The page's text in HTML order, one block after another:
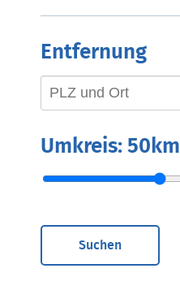
Entfernung
Umkreis: 50km
Suchen